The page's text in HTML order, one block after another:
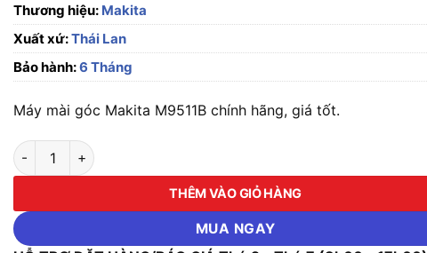
Thương hiệu: Makita
Xuất xứ:Thái Lan
Bảo hành:6 Tháng
Máy mài góc Makita M9511B chính hãng, giá tốt.
Máy mài góc Makita M9511B số lượng
THÊM VÀO GIỎ HÀNG
MUA NGAY